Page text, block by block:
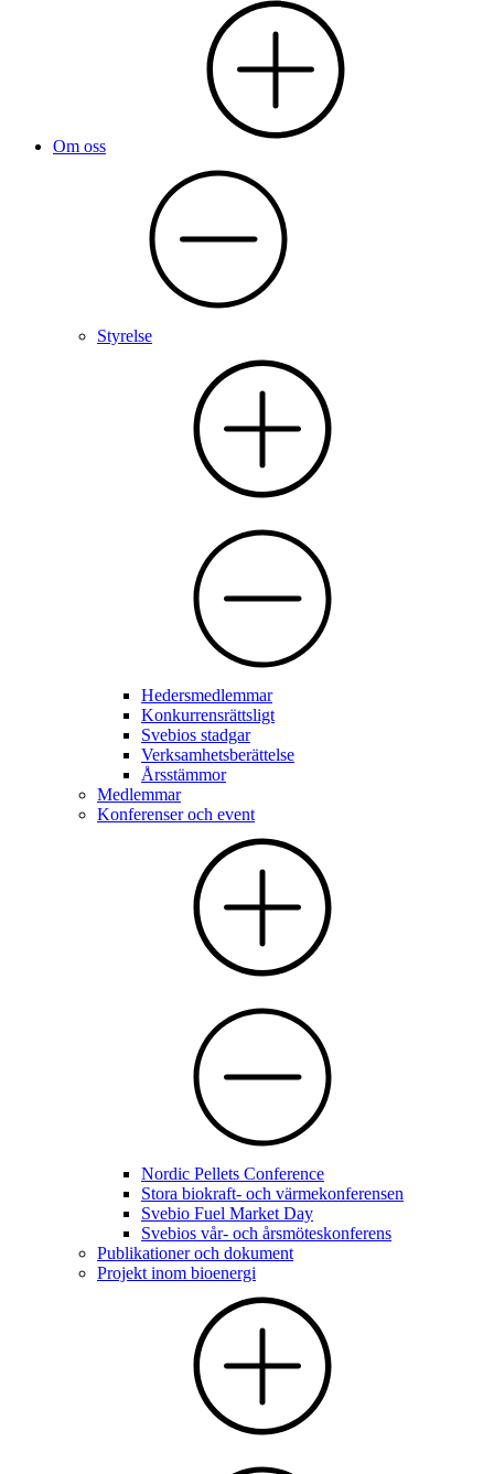
Om oss
Styrelse
Hedersmedlemmar
Konkurrensrättsligt
Svebios stadgar
Verksamhetsberättelse
Årsstämmor
Medlemmar
Konferenser och event
Nordic Pellets Conference
Stora biokraft- och värmekonferensen
Svebio Fuel Market Day
Svebios vår- och årsmöteskonferens
Publikationer och dokument
Projekt inom bioenergi